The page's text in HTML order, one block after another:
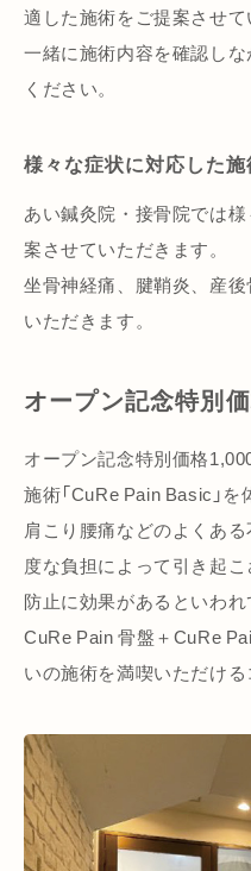
適した施術をご提案させて
一緒に施術内容を確認し
ください。
様々な症状に対応した施
あい鍼灸院・接骨院では
案させていただきます。
坐骨神経痛、腱鞘炎、産
いただきます。
オープン記念特別
オープン記念特別価格
施術「CuRe Pain Basic」を
肩こり腰痛などのよくあ
度な負担によって引き起
防止に効果があるといわれ
CuRe Pain 骨盤＋CuRe
いの施術を満喫いただける